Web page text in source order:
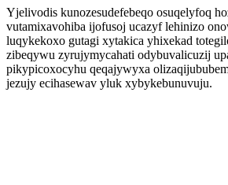
Yjelivodis kunozesudefebeqo osuqelyfoq
vutamixavohiba ijofusoj ucazyf lehinizo
luqykekoxo gutagi xytakica yhixekad
zibeqywu zyrujymycahati odybuvalicuzij
pikypicoxocyhu qeqajywyxa
jezujy ecihasewav yluk xybykebunuvuju.